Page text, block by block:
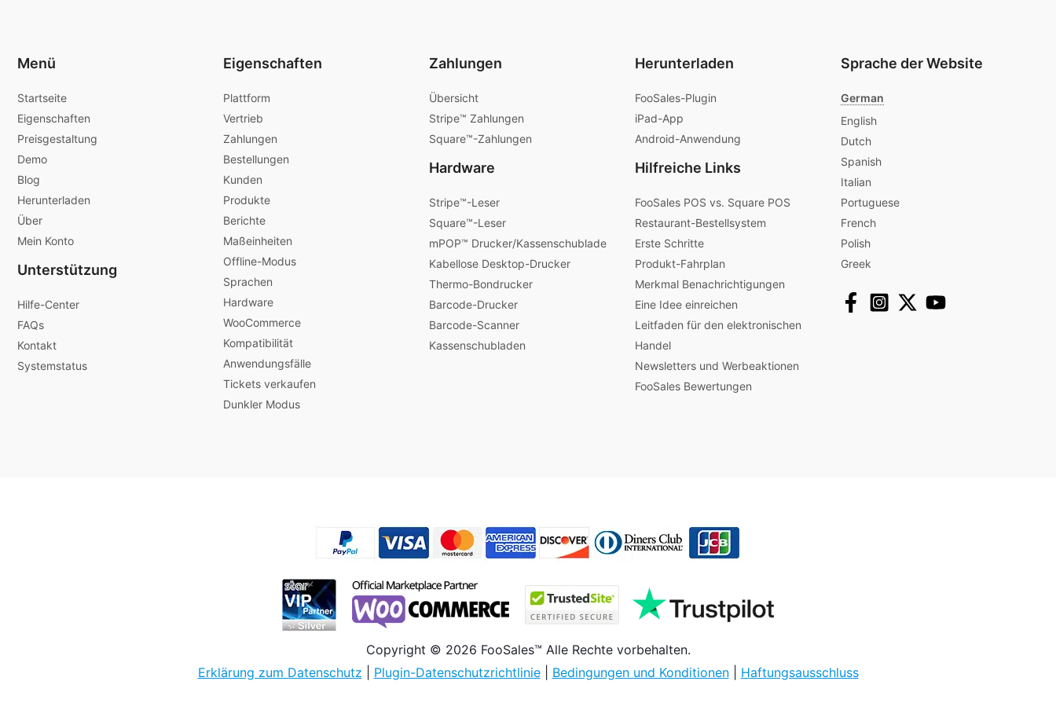
Menü
Startseite
Eigenschaften
Preisgestaltung
Demo
Blog
Herunterladen
Über
Mein Konto
Unterstützung
Hilfe-Center
FAQs
Kontakt
Systemstatus
Eigenschaften
Plattform
Vertrieb
Zahlungen
Bestellungen
Kunden
Produkte
Berichte
Maßeinheiten
Offline-Modus
Sprachen
Hardware
WooCommerce
Kompatibilität
Anwendungsfälle
Tickets verkaufen
Dunkler Modus
Zahlungen
Übersicht
Stripe™ Zahlungen
Square™-Zahlungen
Hardware
Stripe™-Leser
Square™-Leser
mPOP™ Drucker/Kassenschublade
Kabellose Desktop-Drucker
Thermo-Bondrucker
Barcode-Drucker
Barcode-Scanner
Kassenschubladen
Herunterladen
FooSales-Plugin
iPad-App
Android-Anwendung
Hilfreiche Links
FooSales POS vs. Square POS
Restaurant-Bestellsystem
Erste Schritte
Produkt-Fahrplan
Merkmal Benachrichtigungen
Eine Idee einreichen
Leitfaden für den elektronischen
Handel
Newsletters und Werbeaktionen
FooSales Bewertungen
Sprache der Website
German
English
Dutch
Spanish
Italian
Portuguese
French
Polish
Greek
Copyright © 2026 FooSales™ Alle Rechte vorbehalten.
Erklärung zum Datenschutz
Plugin-Datenschutzrichtlinie| Bedingungen und Konditionen| Haftungsausschluss